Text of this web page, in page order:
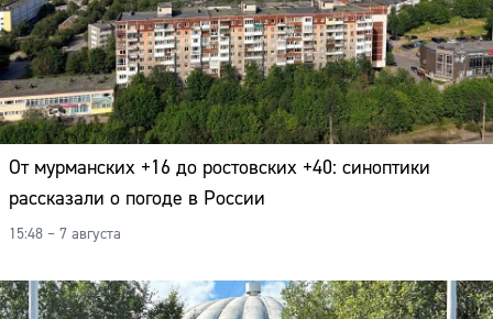
От мурманских +16 до ростовских +40: синоптики
рассказали о погоде в России
15:48 – 7 августа